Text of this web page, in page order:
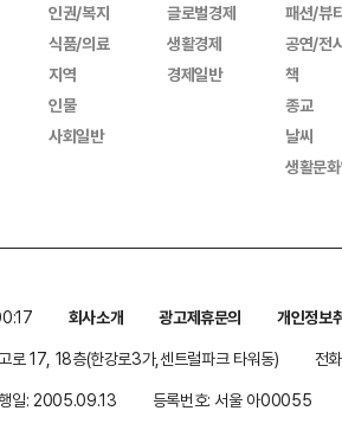
인권/복지
식품/의료
지역
인물
사회일반
글로벌경제
생활경제
경제일반
패션/뷰
공연/전
책
종교
날씨
생활문
회사소개 광고제휴문의
개인정보
로 17, 18층(한강로3가,센트럴파크 타워동)
전
일: 2005.09.13 등록번호: 서울 아00055